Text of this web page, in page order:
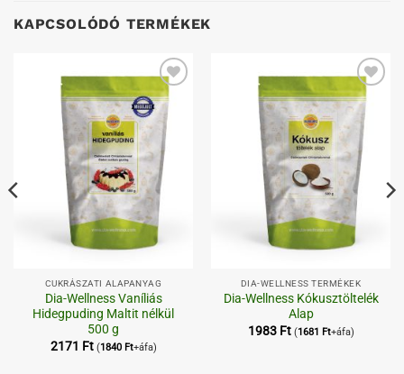
KAPCSOLÓDÓ TERMÉKEK
Kedvenceimhez
CUKRÁSZATI ALAPANYAG
Dia-Wellness Vaníliás
Hidegpuding Maltit nélkül
500 g
2171 Ft (1840 Ft+áfa)
Kedvenceimhez
DIA-WELLNESS TERMÉKEK
Dia-Wellness Kókusztöltelék
Alap
1983 Ft (1681 Ft+áfa)